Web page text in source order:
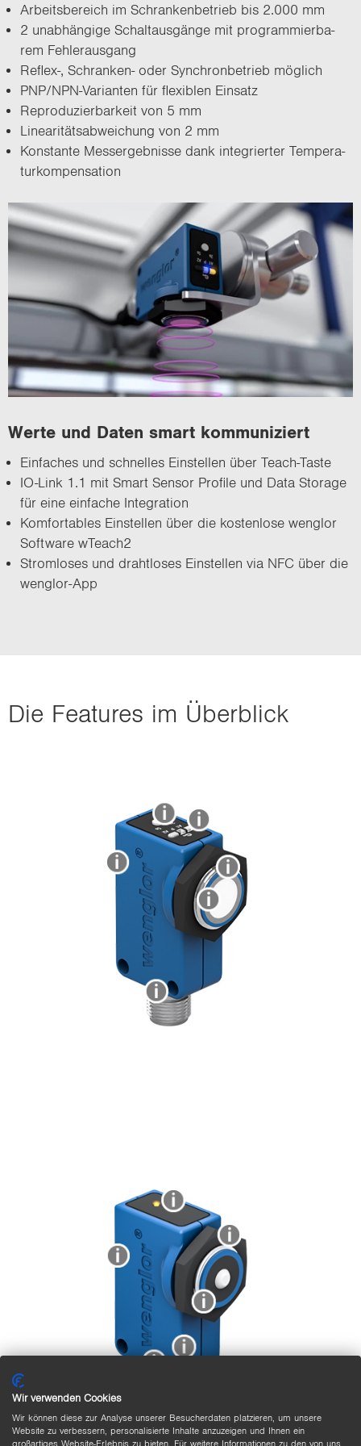
Ar­beits­be­reich im Schran­ken­be­trieb bis 2.000 mm
2 un­ab­hän­gi­ge Schalt­aus­gän­ge mit pro­gram­mier­ba­
rem Feh­ler­aus­gang
Reflex-​, Schranken-​ oder Syn­chron­be­trieb mög­lich
PNP/NPN-​Varianten für fle­xi­blen Ein­satz
Re­pro­du­zier­bar­keit von 5 mm
Li­nea­ri­täts­ab­wei­chung von 2 mm
Kon­stan­te Mess­ergeb­nis­se dank in­te­grier­ter Tem­pe­ra­
tur­kom­pen­sa­ti­on
Werte und Daten smart kom­mu­ni­ziert
Ein­fa­ches und schnel­les Ein­stel­len über Teach-​Taste
IO-​Link 1.1 mit Smart Sen­sor Pro­fi­le und Data Sto­rage
für eine ein­fa­che In­te­gra­ti­on
Kom­for­ta­bles Ein­stel­len über die kos­ten­lo­se wenglor
Soft­ware wTeach2
Strom­lo­ses und draht­lo­ses Ein­stel­len via NFC über die
wenglor-​App
Die Fea­tures im Über­blick
Wir verwenden Cookies
Wir können diese zur Analyse unserer Besucherdaten platzieren, um unsere
Website zu verbessern, personalisierte Inhalte anzuzeigen und Ihnen ein
großartiges Website-Erlebnis zu bieten. Für weitere Informationen zu den von uns